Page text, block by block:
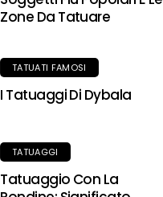
Zone Da Tatuare
TATUATI FAMOSI
I Tatuaggi Di Dybala
TATUAGGI
Tatuaggio Con La